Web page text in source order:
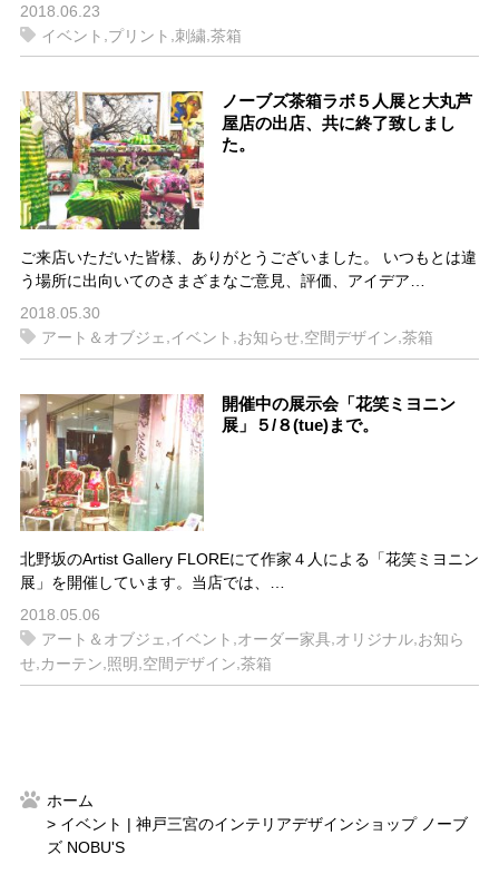
2018.06.23
イベント プリント 刺繍 茶箱
ノーブズ茶箱ラボ５人展と大丸芦
屋店の出店、共に終了致しまし
た。
ご来店いただいた皆様、ありがとうございました。 いつもとは違
う場所に出向いてのさまざまなご意見、評価、アイデア…
2018.05.30
アート＆オブジェ イベント お知らせ 空間デザイン 茶箱
開催中の展示会「花笑ミヨニン
展」５/８(tue)まで。
北野坂のArtist Gallery FLOREにて作家４人による「花笑ミヨニン
展」を開催しています。当店では、…
2018.05.06
アート＆オブジェ,イベント ,オーダー家具,オリジナル,お知ら
せ,カーテン,照明,空間デザイン,茶箱
ホーム
イベント | 神戸三宮のインテリアデザインショップ ノーブ
ズ NOBU'S